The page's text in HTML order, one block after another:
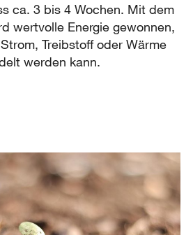
ca. 3 bis 4 Wochen. Mit dem
wertvolle Energie gewonnen,
Treibstoff oder Wärme
werden kann.